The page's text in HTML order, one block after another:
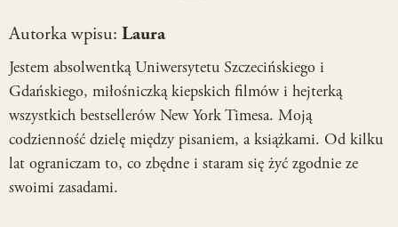
Autorka wpisu: Laura
Jestem absolwentką Uniwersytetu Szczecińskiego i
Gdańskiego, miłośniczką kiepskich filmów i hejterką
wszystkich bestsellerów New York Timesa. Moją
codzienność dzielę między pisaniem, a książkami. Od kilku
lat ograniczam to, co zbędne i staram się żyć zgodnie ze
swoimi zasadami.